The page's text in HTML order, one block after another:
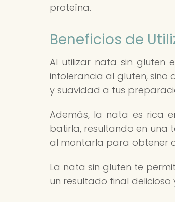
proteína.
Beneficios de
Al utilizar nata sin gluten
intolerancia al gluten,
y suavidad a tus
Además, la nata es rica
batirla, resultando en una
al montarla para obtener
La nata sin gluten te
un resultado final